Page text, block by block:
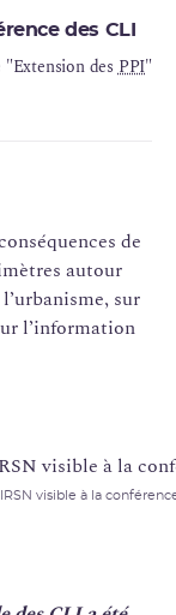
des CLI
"Extension desPPI"
de
autour
sur
l’information
visible à la